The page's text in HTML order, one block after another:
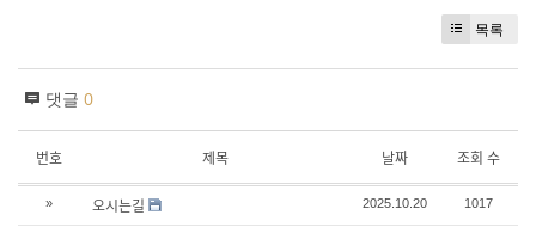
목록
댓글 0
번호 제목 날짜 조회 수
» 오시는길 2025.10.20 1017